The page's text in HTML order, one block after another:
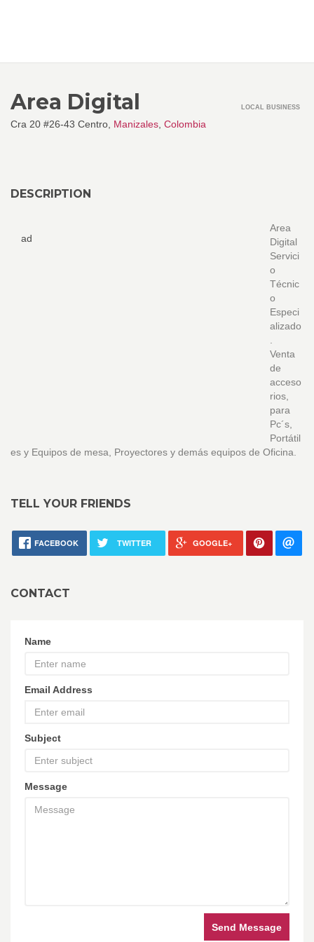
Area Digital
Cra 20 #26-43 Centro, Manizales Colombia
LOCAL BUSINESS
DESCRIPTION
ad
Area
Digital
Servici
o
Técnic
o
Especi
alizado
Venta
de
acceso
rios,
para
Pc´s,
Portátil
es y Equipos de mesa, Proyectores y demás equipos de Oficina.
TELL YOUR FRIENDS
FACEBOOK TWITTER GOOGLE+
CONTACT
Name
Email Address
Subject
Message
Send Message